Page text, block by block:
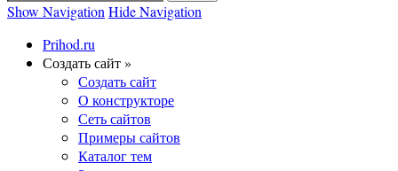
Show Navigation Hide Navigation
Prihod.ru
Создать сайт »
Создать сайт
О конструкторе
Сеть сайтов
Примеры сайтов
Каталог тем